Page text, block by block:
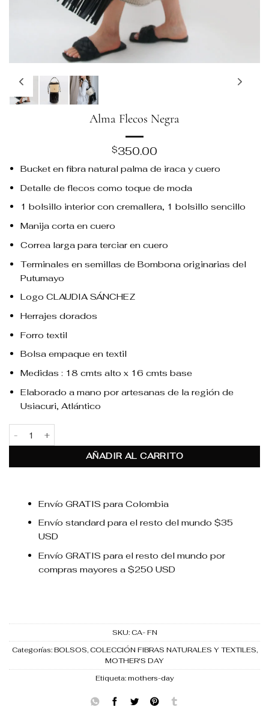
Alma Flecos Negra
$350.00
Bucket en fibra natural palma de iraca y cuero
Detalle de flecos como toque de moda
1 bolsillo interior con cremallera, 1 bolsillo sencillo
Manija corta en cuero
Correa larga para terciar en cuero
Terminales en semillas de Bombona originarias del
Putumayo
Logo CLAUDIA SÁNCHEZ
Herrajes dorados
Forro textil
Bolsa empaque en textil
Medidas : 18 cmts alto x 16 cmts base
Elaborado a mano por artesanas de la región de
Usiacuri, Atlántico
AÑADIR AL CARRITO
Envío GRATIS para Colombia
Envío standard para el resto del mundo $35
USD
Envío GRATIS para el resto del mundo por
compras mayores a $250 USD
SKU: CA- FN
Categorías: BOLSOS, COLECCIÓN FIBRAS NATURALES Y TEXTILES,
MOTHER'S DAY
Etiqueta: mothers-day